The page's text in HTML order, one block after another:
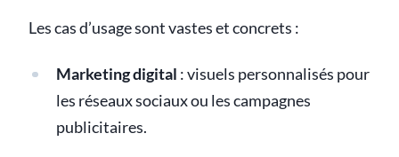
Les cas d’usage sont vastes et concrets :
Marketing digital : visuels personnalisés pour
les réseaux sociaux ou les campagnes
publicitaires.